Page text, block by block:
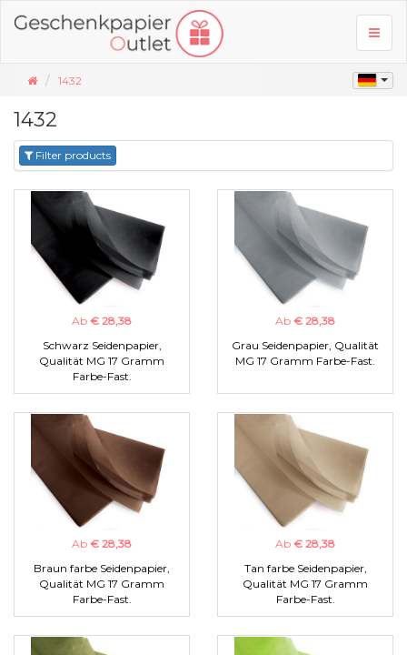
1432
1432
Filter products
Ab € 28,38
Schwarz Seidenpapier,
Qualität MG 17 Gramm
Farbe-Fast.
Ab € 28,38
Grau Seidenpapier, Qualität
MG 17 Gramm Farbe-Fast.
Ab € 28,38
Braun farbe Seidenpapier,
Qualität MG 17 Gramm
Farbe-Fast.
Ab € 28,38
Tan farbe Seidenpapier,
Qualität MG 17 Gramm
Farbe-Fast.